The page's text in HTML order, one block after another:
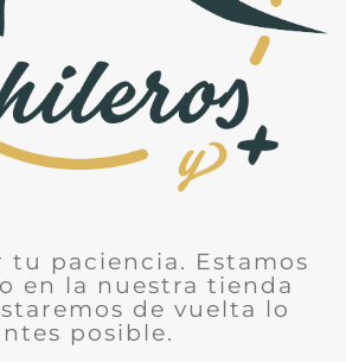
tu paciencia. Estamos
en la nuestra tienda
de vuelta lo
posible.